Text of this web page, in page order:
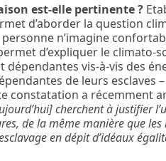
est-elle pertinente ?
d’aborder la question
n’imagine
d’expliquer le
dépendantes vis-à-vis des
de leurs esclaves
constatation a récemment
cherchent à justifier
de la même manière que
en dépit d’idéaux